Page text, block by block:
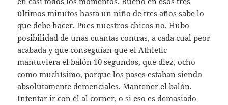
últimos minutos hasta un niño de tres años sabe lo
que debe hacer. Pues nuestros chicos no. Hubo
posibilidad de unas cuantas contras, a cada cual peor
acabada y que conseguían que el Athletic
mantuviera el balón 10 segundos, que diez, ocho
como muchísimo, porque los pases estaban siendo
absolutamente demenciales. Mantener el balón.
Intentar ir con él al corner, o si eso es demasiado